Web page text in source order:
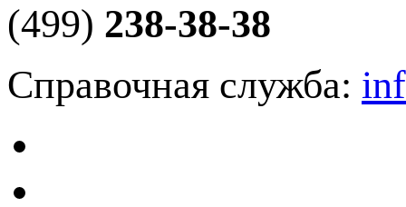
(499) 238-38-38
Справочная служба: